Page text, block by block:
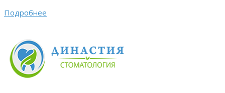
Подробнее